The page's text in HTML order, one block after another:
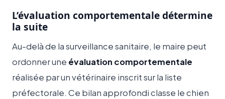
L’évaluation comportementale détermine
la suite
Au-delà de la surveillance sanitaire, le maire peut
ordonner une évaluation comportementale
réalisée par un vétérinaire inscrit sur la liste
préfectorale. Ce bilan approfondi classe le chien